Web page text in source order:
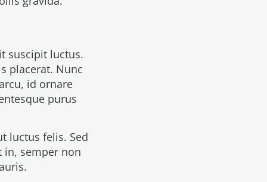
suscipit luctus.
placerat. Nunc
id ornare
purus
luctus felis. Sed
in, semper non